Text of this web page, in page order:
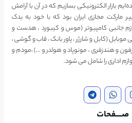
بازار الکترونیکی بسازیم که در آن با آرامش
مارکت مجازی ایران بود که با خود به یدک
جانبی کامپیوتر (موس و کیبورد ، هدست و
(کابل و شارژر ، پاور بانک ، قاب و گوشی ،
و هندزفری ، مونوپاد و هولدر و …) ،مودم و
اداری را شامل می شود.
صــــفحات